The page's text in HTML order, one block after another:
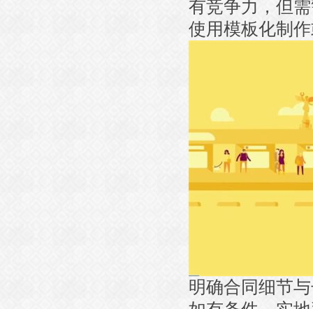
有竞争力，但
使用模板化制
明确合同细节